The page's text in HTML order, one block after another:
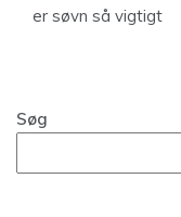
er søvn så vigtigt
Søg